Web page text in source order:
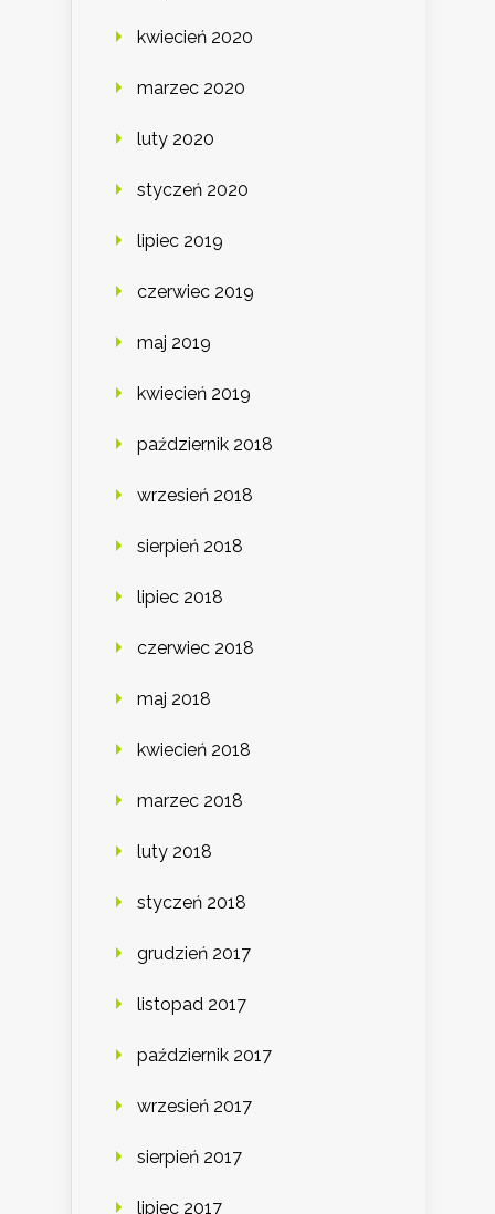
kwiecień 2020
marzec 2020
luty 2020
styczeń 2020
lipiec 2019
czerwiec 2019
maj 2019
kwiecień 2019
październik 2018
wrzesień 2018
sierpień 2018
lipiec 2018
czerwiec 2018
maj 2018
kwiecień 2018
marzec 2018
luty 2018
styczeń 2018
grudzień 2017
listopad 2017
październik 2017
wrzesień 2017
sierpień 2017
lipiec 2017